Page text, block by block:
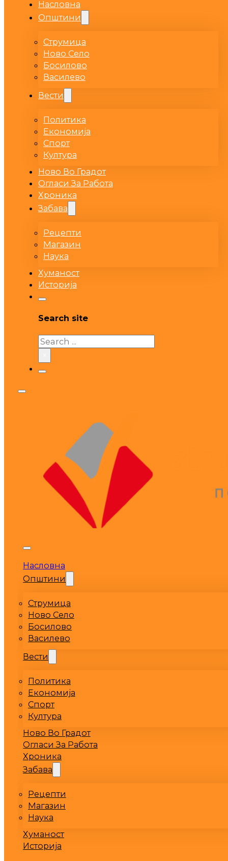
Насловна
Општини
Струмица
Ново Село
Босилово
Василево
Вести
Политика
Економија
Спорт
Култура
Ново Во Градот
Огласи За Работа
Хроника
Забава
Рецепти
Магазин
Наука
Хуманост
Историја
Search site
Search
Насловна
Општини
Струмица
Ново Село
Босилово
Василево
Вести
Политика
Економија
Спорт
Култура
Ново Во Градот
Огласи За Работа
Хроника
Забава
Рецепти
Магазин
Наука
Хуманост
Историја